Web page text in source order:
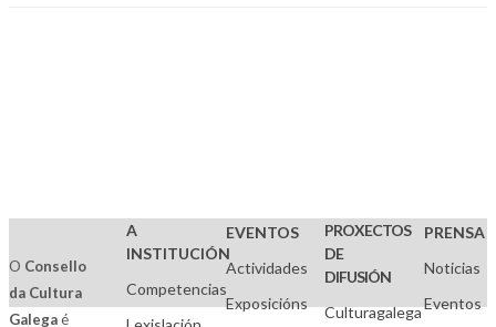
O Consello
da Cultura
Galegaé
A
INSTITUCIÓN
Competencias
EVENTOS
Actividades
Exposicións
PROXECTOS
DE
DIFUSIÓN
Culturagalega
PRENSA
Noticias
Eventos